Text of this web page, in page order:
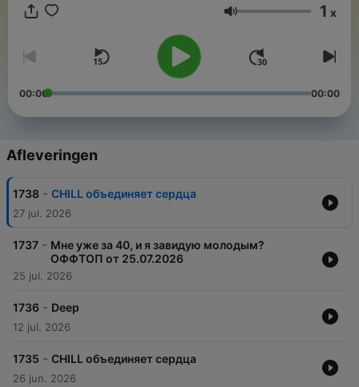
Volume 1 x
00:00 00:00
Afleveringen
1738 - CHILL объединяет сердца
27 jul. 2026
1737 - Мне уже за 40, и я завидую молодым?
ОФФТОП от 25.07.2026
25 jul. 2026
1736 - Deep
12 jul. 2026
1735 - CHILL объединяет сердца
26 jun. 2026